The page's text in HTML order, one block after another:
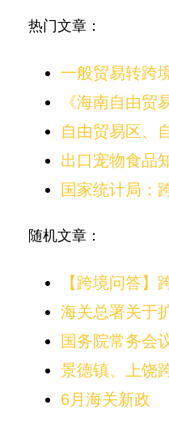
热门文章：
一般贸易转跨
《海南自由贸
自由贸易区、
出口宠物食品
国家统计局：
随机文章：
【跨境问答】
海关总署关于
国务院常务会
景德镇、上饶
6月海关新政